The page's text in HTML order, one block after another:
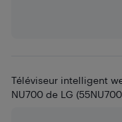
Téléviseur intelligent
NU700 de LG